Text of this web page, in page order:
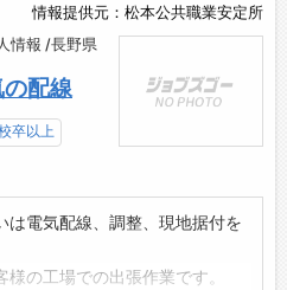
情報提供元：松本公共職業安定所
情報 /長野県
配線
卒以上
は電気配線、調整、現地据付を
様の工場での出張作業です。